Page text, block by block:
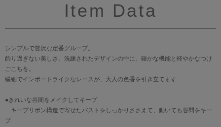
Item Data
シンプルで贅沢な定番グループ。
飾り過ぎない美しさ。洗練されたデザインの中に、確かな機能と軽やかなつけ
ごこちを。
繊細でインポートライクなレースが、大人の色香を引き立てます
●きれいな谷間をメイクしてキープ
キープリボン構造で寄せたバストをしっかりささえて、動いても谷間をキー
プ